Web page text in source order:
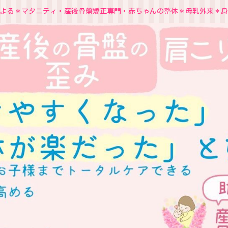
る＊マタニティ・産後骨盤矯正専門・赤ちゃんの整体＊母乳外来＊